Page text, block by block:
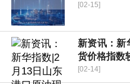
[02-15]
新资讯：新
货价格指数
[02-14]